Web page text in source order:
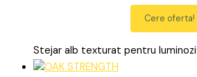
Cere oferta!
Stejar alb texturat pentru